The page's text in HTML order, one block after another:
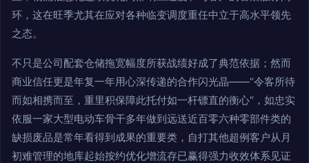
环，这在旺季尤其在应对各种临变调度重任中立于高水平领先
之态。
不只是公司配套仓储拖宽幅度所获战绩好成了典范依据；然而
商业信任更是年复一年用心深传递的合作闪光晶——“令客所待
而如相携而至，重里积保障此托付如一杆镖直的衡心“，如忠实
依服一家大型电动车骨干多年做到远送近百零六种零部件类的
缺损废品是常年看得到成果的重要类，自打其他超例客户从月
初难管理的地库起始按约优化增流存已赢得强力收效体系见证